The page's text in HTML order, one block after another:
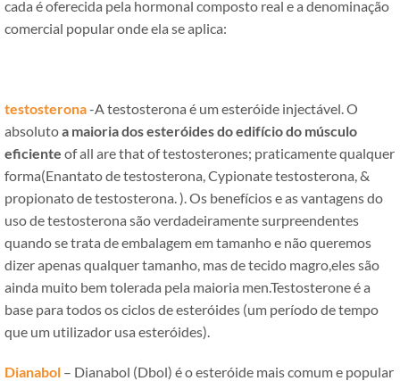
cada é oferecida pela hormonal composto real e a denominação
comercial popular onde ela se aplica:
testosterona-A testosterona é um esteróide injectável. O
absolutoa maioria dos esteróides do edifício do músculo
eficiente of all are that of testosterones; praticamente qualquer
forma(Enantato de testosterona, Cypionate testosterona, &
propionato de testosterona. ). Os benefícios e as vantagens do
uso de testosterona são verdadeiramente surpreendentes
quando se trata de embalagem em tamanho e não queremos
dizer apenas qualquer tamanho, mas de tecido magro,eles são
ainda muito bem tolerada pela maioria men.Testosterone é a
base para todos os ciclos de esteróides (um período de tempo
que um utilizador usa esteróides).
Dianabol – Dianabol (Dbol) é o esteróide mais comum e popular